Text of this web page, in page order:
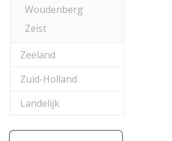
Woudenberg
Zeist
Zeeland
Zuid-Holland
Landelijk